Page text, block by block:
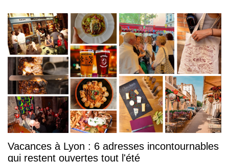
Vacances à Lyon : 6 adresses incontournables
qui restent ouvertes tout l'été